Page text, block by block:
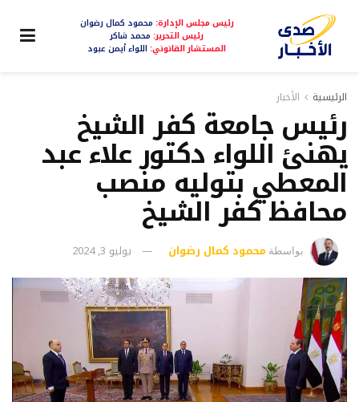
رئيس مجلس الإدارة: محمود كمال رضوان
رئيس التحرير: محمد شاكر
المستشار القانوني: اللواء أيمن عبود
الرئيسية الأخبار
رئيس جامعة كفر الشيخ
يهنئ اللواء دكتور علاء عبد
المعطي بتوليه منصب
محافظ كفر الشيخ
بواسطة محمود كمال رضوان يوليو 3, 2024